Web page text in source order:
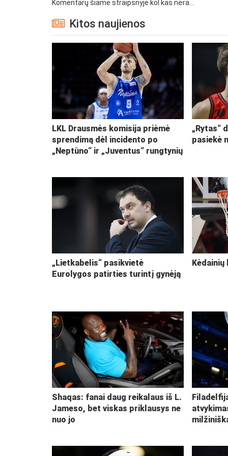
Komentarų šiame straipsnyje kol kas nėra...
Kitos naujienos
LKL Drausmės komisija priėmė
sprendimą dėl incidento po
„Neptūno“ ir „Juventus“ rungtynių
„Rytas“
pasiekė
„Lietkabelis“ pasikvietė
Eurolygos patirties turintį gynėją
Shaqas: fanai daug reikalaus iš L.
Jameso, bet viskas priklausys ne
nuo jo